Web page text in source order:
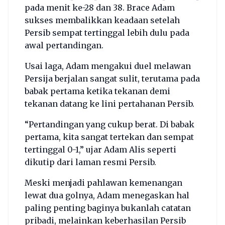
pada menit ke-28 dan 38. Brace Adam
sukses membalikkan keadaan setelah
Persib sempat tertinggal lebih dulu pada
awal pertandingan.
Usai laga, Adam mengakui duel melawan
Persija berjalan sangat sulit, terutama pada
babak pertama ketika tekanan demi
tekanan datang ke lini pertahanan Persib.
“Pertandingan yang cukup berat. Di babak
pertama, kita sangat tertekan dan sempat
tertinggal 0-1,” ujar Adam Alis seperti
dikutip dari laman resmi Persib.
Meski menjadi pahlawan kemenangan
lewat dua golnya, Adam menegaskan hal
paling penting baginya bukanlah catatan
pribadi, melainkan keberhasilan Persib